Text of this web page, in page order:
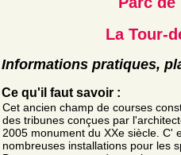
La Tour-
Informations pratiques,
Ce qu'il faut savoir :
Cet ancien champ de courses
des tribunes conçues par
2005 monument du XXe siècle. C'
nombreuses installations pour les